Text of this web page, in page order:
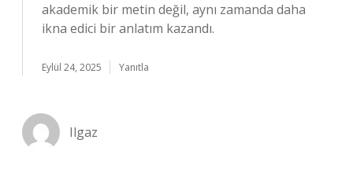
akademik bir metin değil, aynı zamanda daha
ikna edici bir anlatım kazandı.
Eylül 24, 2025 Yanıtla
Ilgaz